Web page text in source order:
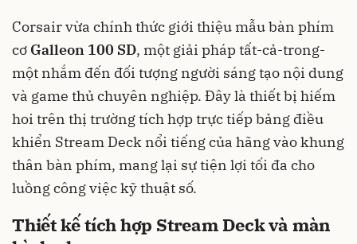
Corsair vừa chính thức giới thiệu mẫu bàn phím
cơ Galleon 100 SD, một giải pháp tất-cả-trong-
một nhắm đến đối tượng người sáng tạo nội dung
và game thủ chuyên nghiệp. Đây là thiết bị hiếm
hoi trên thị trường tích hợp trực tiếp bảng điều
khiển Stream Deck nổi tiếng của hãng vào khung
thân bàn phím, mang lại sự tiện lợi tối đa cho
luồng công việc kỹ thuật số.
Thiết kế tích hợp Stream Deck và màn